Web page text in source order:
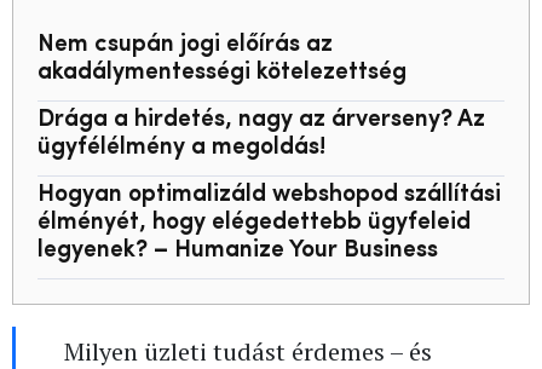
Nem csupán jogi előírás az
akadálymentességi kötelezettség
Drága a hirdetés, nagy az árverseny? Az
ügyfélélmény a megoldás!
Hogyan optimalizáld webshopod szállítási
élményét, hogy elégedettebb ügyfeleid
legyenek? – Humanize Your Business
Milyen üzleti tudást érdemes – és